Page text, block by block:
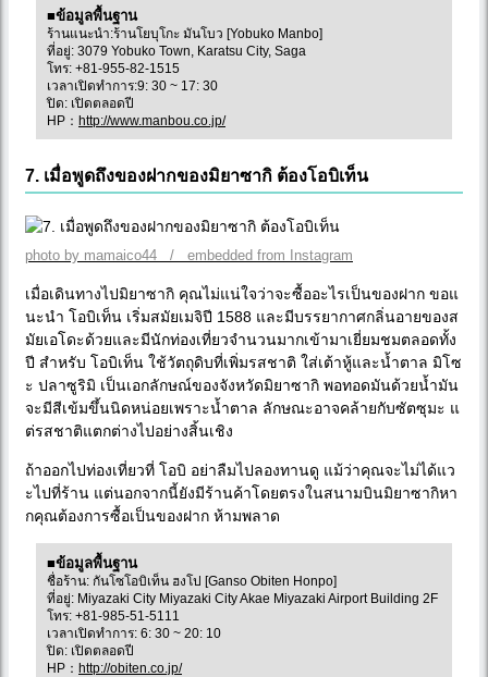
■ข้อมูลพื้นฐาน
ร้านแนะนำ:ร้านโยบุโกะ มันโบว [Yobuko Manbo]
ที่อยู่: 3079 Yobuko Town, Karatsu City, Saga
โทร: +81-955-82-1515
เวลาเปิดทำการ:9: 30 ~ 17: 30
ปิด: เปิดตลอดปี
HP： http://www.manbou.co.jp/
7. เมื่อพูดถึงของฝากของมิยาซากิ ต้องโอบิเท็น
photo by mamaico44 / embedded from Instagram
เมื่อเดินทางไปมิยาซากิ คุณไม่แน่ใจว่าจะซื้ออะไรเป็นของฝาก ขอแ
นะนำ โอบิเท็น เริ่มสมัยเมจิปี 1588 และมีบรรยากาศกลิ่นอายของส
มัยเอโดะด้วยและมีนักท่องเที่ยวจำนวนมากเข้ามาเยี่ยมชมตลอดทั้ง
ปี สำหรับ โอบิเท็น ใช้วัตถุดิบที่เพิ่มรสชาติ ใส่เต้าหู้และน้ำตาล มิโซ
ะ ปลาซูริมิ เป็นเอกลักษณ์ของจังหวัดมิยาซากิ พอทอดมันด้วยน้ำมัน
จะมีสีเข้มขึ้นนิดหน่อยเพราะน้ำตาล ลักษณะอาจคล้ายกับซัตซุมะ แ
ต่รสชาติแตกต่างไปอย่างสิ้นเชิง
ถ้าออกไปท่องเที่ยวที่ โอบิ อย่าลืมไปลองทานดู แม้ว่าคุณจะไม่ได้แว
ะไปที่ร้าน แต่นอกจากนี้ยังมีร้านค้าโดยตรงในสนามบินมิยาซากิหา
กคุณต้องการซื้อเป็นของฝาก ห้ามพลาด
■ข้อมูลพื้นฐาน
ชื่อร้าน: กันโซโอบิเท็น ฮงโป [Ganso Obiten Honpo]
ที่อยู่: Miyazaki City Miyazaki City Akae Miyazaki Airport Building 2F
โทร: +81-985-51-5111
เวลาเปิดทำการ: 6: 30 ~ 20: 10
ปิด: เปิดตลอดปี
HP： http://obiten.co.jp/